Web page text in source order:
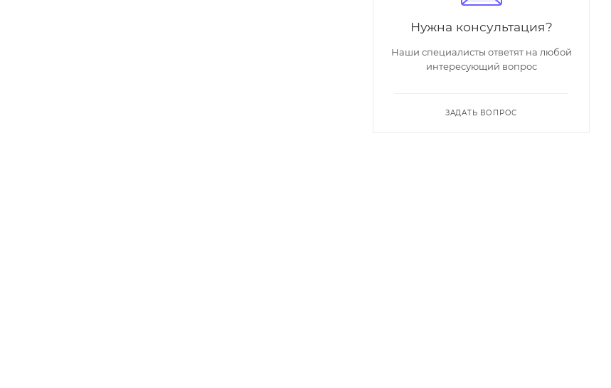
Нужна консультация?
Наши специалисты ответят на любой
интересующий вопрос
ЗАДАТЬ ВОПРОС